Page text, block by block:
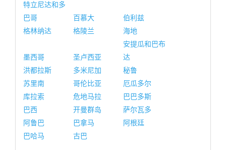
特立尼达和多
巴哥
百慕大
伯利兹
格林纳达
格陵兰 海地
墨西哥 圣卢西亚
安提瓜和巴布
达
洪都拉斯
多米尼加
秘鲁
苏里南
哥伦比亚
厄瓜多尔
库拉索
危地马拉
巴巴多斯
巴西
开曼群岛
萨尔瓦多
阿鲁巴
巴拿马
阿根廷
巴哈马
古巴